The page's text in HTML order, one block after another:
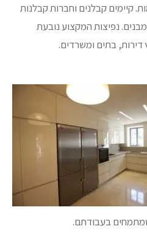
קיימים קבלנים וחברות קבלנות
נפיצות המקצוע נובעת
דירות, בתים ומשרדים.
בעבודתם.